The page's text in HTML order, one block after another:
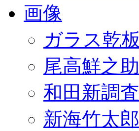
画像
ガラス乾板
尾高鮮之
和田新調
新海竹太